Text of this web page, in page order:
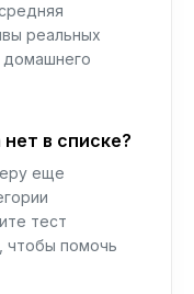
реальных
домашнего
в списке?
еще
тест
чтобы помочь